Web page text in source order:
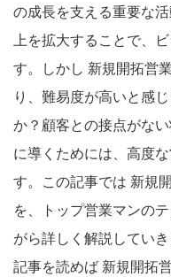
の成長を支える重要な
上を拡大することで、
す。しかし 新規開拓営
り、難易度が高いと感
か？顧客との接点がな
に導くためには、高度
す。この記事では 新規
を、トップ営業マンの
がら詳しく解説してい
記事を読めば 新規開拓